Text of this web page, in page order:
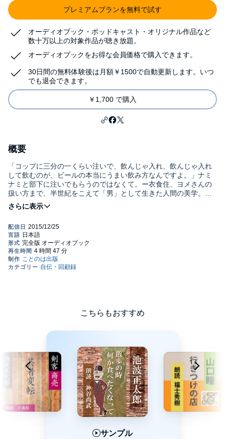
プレミアムプランを無料で試す
オーディオブック・ポッドキャスト・オリジナル作品など
数十万以上の対象作品が聴き放題。
オーディオブックをお得な会員価格で購入できます。
30日間の無料体験後は月額￥1500で自動更新します。いつ
でも退会できます。
￥1,700 で購入
概要
「コップに三分の一くらい注いで、飲んじゃ入れ、飲んじゃ入れ
して飲むのが、ビールの本当にうまい飲み方なんですよ。」ナミ
ナミと部下に注いでもらうのではなくて。ー衣食住、ヨメさんの
扱い方まで、半世紀をこえて「男」として生きた人間の美学。親
父の小言を聞きたくなったときにもおすすめです。(c)ことのは出
版株式会社
こちらもおすすめ
サンプル